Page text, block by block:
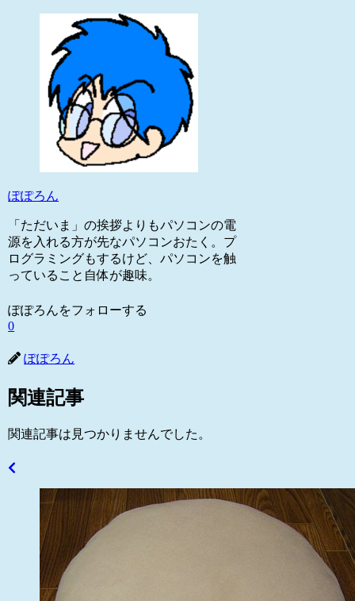
ぽぽろん
「ただいま」の挨拶よりもパソコンの電
源を入れる方が先なパソコンおたく。プ
ログラミングもするけど、パソコンを触
っていること自体が趣味。
ぽぽろんをフォローする
0
ぽぽろん
関連記事
関連記事は見つかりませんでした。